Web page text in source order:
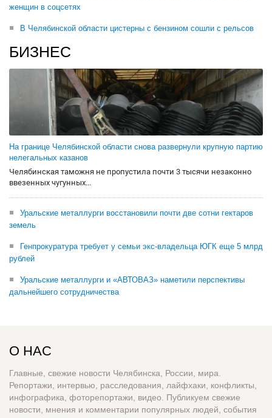
женщин в соцсетях
В Челябинской области цистерны с бензином сошли с рельсов
БИЗНЕС
На границе Челябинской области снова развернули крупную партию
нелегальных казанов
Челябинская таможня не пропустила почти 3 тысячи незаконно
ввезенных чугунных...
Уральские металлурги восстановили почти две сотни гектаров
земель
Генпрокуратура требует у семьи экс-владельца ЮГК еще 5 млрд
рублей
Уральские металлурги и «АВТОВАЗ» наметили перспективы
дальнейшего сотрудничества
О НАС
Главные, свежие новости Челябинска, России, мира.
Репортажи, интервью, расследования, лайфхаки, конфликты,
инфографика, фоторепортажи, видео. Публикуем свежие
новости, мнения и комментарии популярных людей, события